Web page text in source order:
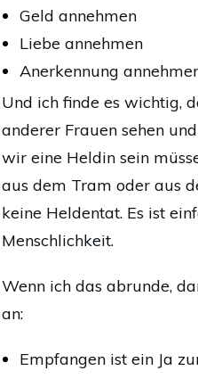
Geld annehmen
Liebe annehmen
Anerkennung
Und ich finde es wichtig,
anderer Frauen sehen
wir eine Heldin sein
aus dem Tram oder aus
keine Heldentat. Es ist
Menschlichkeit.
Wenn ich das abrunde,
an:
Empfangen ist ein Ja